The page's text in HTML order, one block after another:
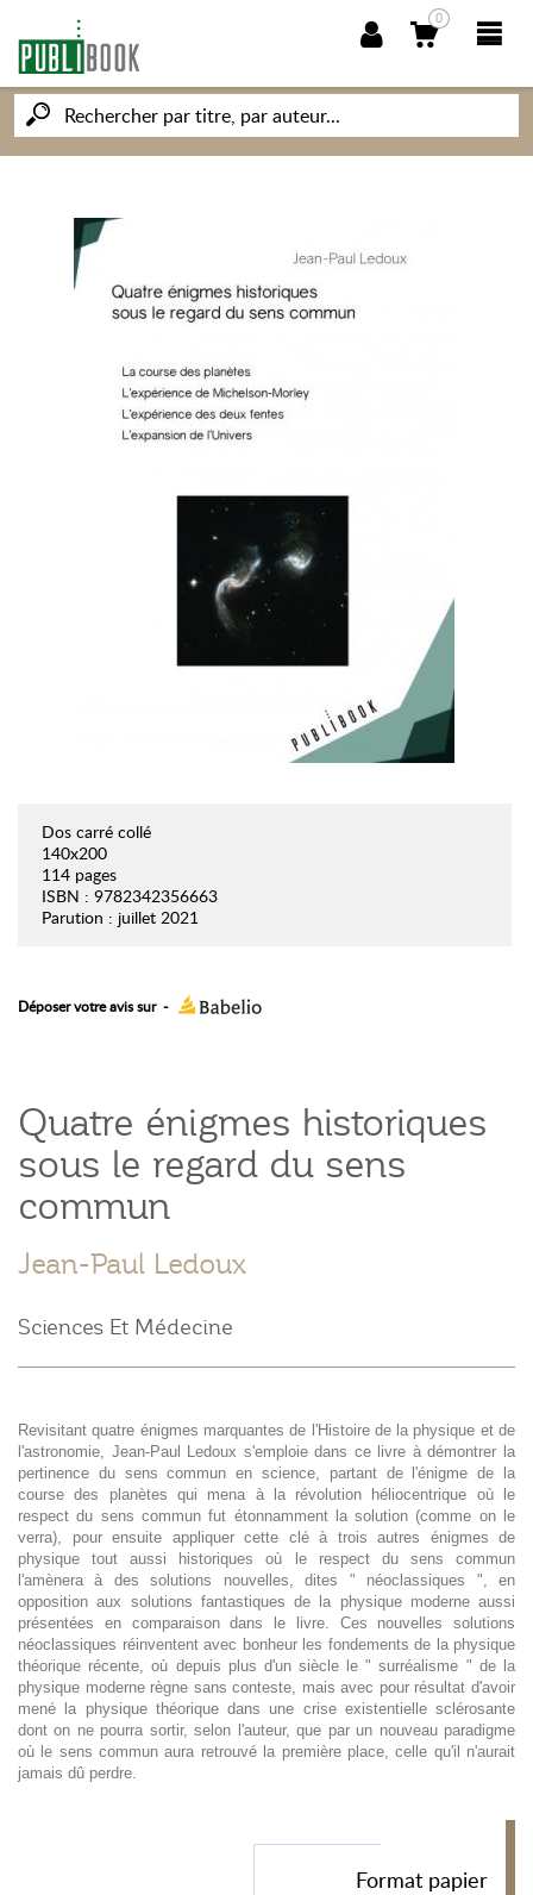
0
NOUVEAUTÉS
SOCIÉTÉ DES ÉCRIVAINS
MON PETIT ÉDITEUR
Dos carré collé
140x200
114 pages
ISBN : 9782342356663
Parution : juillet 2021
Déposer votre avis sur -
Quatre énigmes historiques
sous le regard du sens
commun
Jean-Paul Ledoux
Sciences Et Médecine
Revisitant quatre énigmes marquantes de l'Histoire de la physique et de
l'astronomie, Jean-Paul Ledoux s'emploie dans ce livre à démontrer la
pertinence du sens commun en science, partant de l'énigme de la
course des planètes qui mena à la révolution héliocentrique où le
respect du sens commun fut étonnamment la solution (comme on le
verra), pour ensuite appliquer cette clé à trois autres énigmes de
physique tout aussi historiques où le respect du sens commun
l'amènera à des solutions nouvelles, dites " néoclassiques ", en
opposition aux solutions fantastiques de la physique moderne aussi
présentées en comparaison dans le livre. Ces nouvelles solutions
néoclassiques réinventent avec bonheur les fondements de la physique
théorique récente, où depuis plus d'un siècle le " surréalisme " de la
physique moderne règne sans conteste, mais avec pour résultat d'avoir
mené la physique théorique dans une crise existentielle sclérosante
dont on ne pourra sortir, selon l'auteur, que par un nouveau paradigme
où le sens commun aura retrouvé la première place, celle qu'il n'aurait
jamais dû perdre.
Format papier